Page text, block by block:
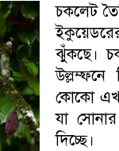
চকলেট
ঝুঁকছে।
কোকো
যা
দিচ্ছে।